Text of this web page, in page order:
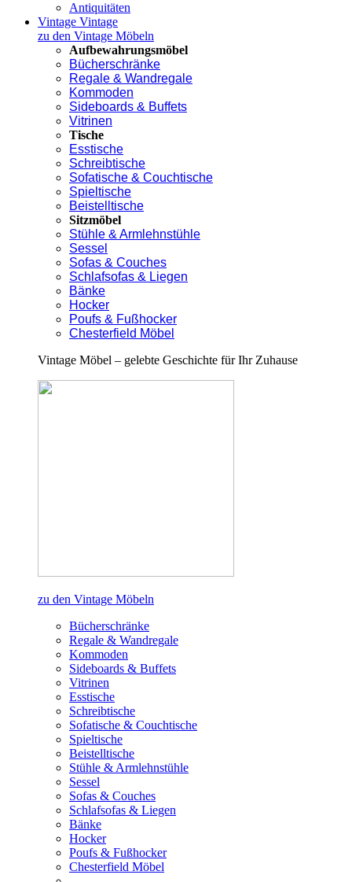
Antiquitäten
Vintage Vintage
zu den Vintage Möbeln
Aufbewahrungsmöbel
Bücherschränke
Regale & Wandregale
Kommoden
Sideboards & Buffets
Vitrinen
Tische
Esstische
Schreibtische
Sofatische & Couchtische
Spieltische
Beistelltische
Sitzmöbel
Stühle & Armlehnstühle
Sessel
Sofas & Couches
Schlafsofas & Liegen
Bänke
Hocker
Poufs & Fußhocker
Chesterfield Möbel
Vintage Möbel – gelebte Geschichte für Ihr Zuhause
zu den Vintage Möbeln
Bücherschränke
Regale & Wandregale
Kommoden
Sideboards & Buffets
Vitrinen
Esstische
Schreibtische
Sofatische & Couchtische
Spieltische
Beistelltische
Stühle & Armlehnstühle
Sessel
Sofas & Couches
Schlafsofas & Liegen
Bänke
Hocker
Poufs & Fußhocker
Chesterfield Möbel